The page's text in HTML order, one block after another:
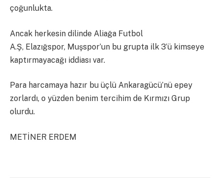
çoğunlukta.
Ancak herkesin dilinde Aliağa Futbol
A.Ş, Elazığspor, Muşspor’un bu grupta ilk 3’ü kimseye
kaptırmayacağı iddiası var.
Para harcamaya hazır bu üçlü Ankaragücü’nü epey
zorlardı, o yüzden benim tercihim de Kırmızı Grup
olurdu.
METİNER ERDEM